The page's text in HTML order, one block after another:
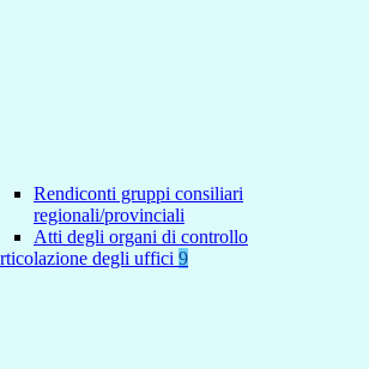
Rendiconti gruppi consiliari
regionali/provinciali
Atti degli organi di controllo
degli uffici 9